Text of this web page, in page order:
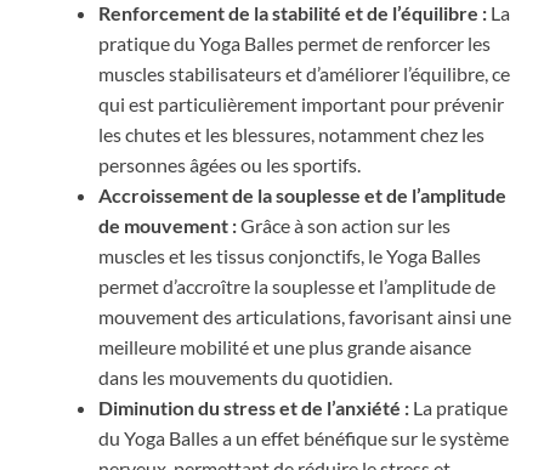
Renforcement de la stabilité et de l’équilibre : La
pratique du Yoga Balles permet de renforcer les
muscles stabilisateurs et d’améliorer l’équilibre, ce
qui est particulièrement important pour prévenir
les chutes et les blessures, notamment chez les
personnes âgées ou les sportifs.
Accroissement de la souplesse et de l’amplitude
de mouvement :Grâce à son action sur les
muscles et les tissus conjonctifs, le Yoga Balles
permet d’accroître la souplesse et l’amplitude de
mouvement des articulations, favorisant ainsi une
meilleure mobilité et une plus grande aisance
dans les mouvements du quotidien.
Diminution du stress et de l’anxiété : La pratique
du Yoga Balles a un effet bénéfique sur le système